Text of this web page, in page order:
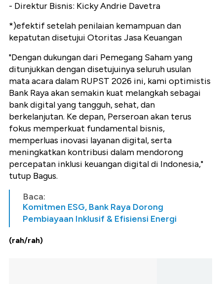
- Direktur Bisnis: Kicky Andrie Davetra
*)efektif setelah penilaian kemampuan dan
kepatutan disetujui Otoritas Jasa Keuangan
"Dengan dukungan dari Pemegang Saham yang
ditunjukkan dengan disetujuinya seluruh usulan
mata acara dalam RUPST 2026 ini, kami optimistis
Bank Raya akan semakin kuat melangkah sebagai
bank digital yang tangguh, sehat, dan
berkelanjutan. Ke depan, Perseroan akan terus
fokus memperkuat fundamental bisnis,
memperluas inovasi layanan digital, serta
meningkatkan kontribusi dalam mendorong
percepatan inklusi keuangan digital di Indonesia,"
tutup Bagus.
Baca:
Komitmen ESG, Bank Raya Dorong
Pembiayaan Inklusif & Efisiensi Energi
(rah/rah)